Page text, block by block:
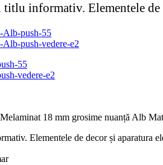
titlu informativ. Elementele
18 mm grosime nuanță Alb
Elementele de decor și aparatura